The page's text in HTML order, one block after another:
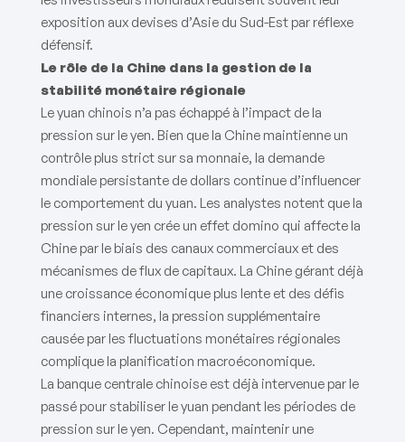
exposition aux devises d’Asie du Sud-Est par réflexe
défensif.
Le rôle de la Chine dans la gestion de la
stabilité monétaire régionale
Le yuan chinois n’a pas échappé à l’impact de la
pression sur le yen. Bien que la Chine maintienne un
contrôle plus strict sur sa monnaie, la demande
mondiale persistante de dollars continue d’influencer
le comportement du yuan. Les analystes notent que la
pression sur le yen crée un effet domino qui affecte la
Chine par le biais des canaux commerciaux et des
mécanismes de flux de capitaux. La Chine gérant déjà
une croissance économique plus lente et des défis
financiers internes, la pression supplémentaire
causée par les fluctuations monétaires régionales
complique la planification macroéconomique.
La banque centrale chinoise est déjà intervenue par le
passé pour stabiliser le yuan pendant les périodes de
pression sur le yen. Cependant, maintenir une